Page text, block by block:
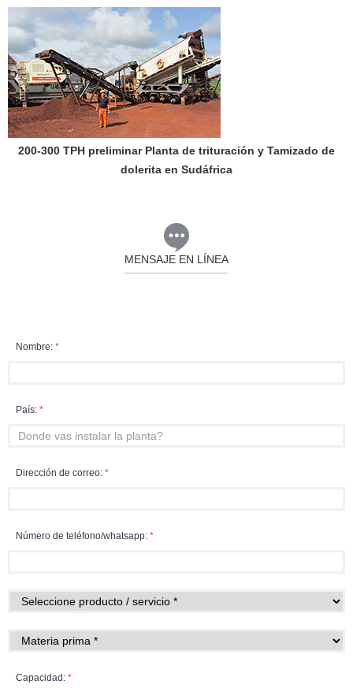
200-300 TPH preliminar Planta de trituración y Tamizado de
dolerita en Sudáfrica
MENSAJE EN LÍNEA
Nombre: *
País: *
Dirección de correo: *
Número de teléfono/whatsapp: *
Capacidad: *